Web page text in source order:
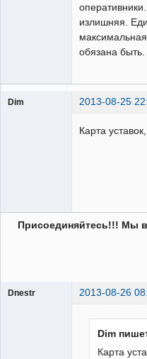
излишняя.
обязана быть.
Dim 2013-08-25
Карта
Присоединяйтесь!!! Мы
Dnestr 2013-08-26
Dim
Карта